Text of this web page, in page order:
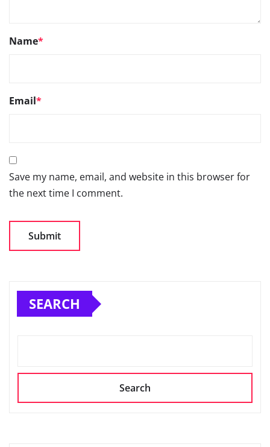
Name*
Email*
Save my name, email, and website in this browser for
the next time I comment.
SEARCH
Search